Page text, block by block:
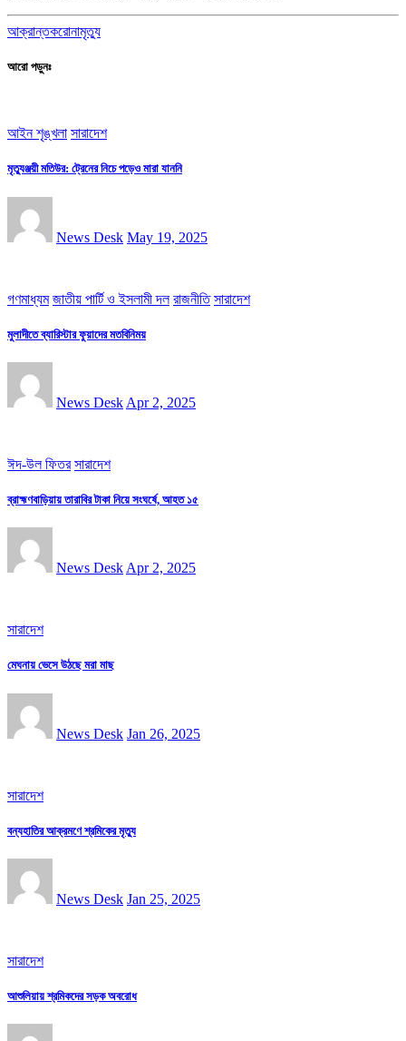
আক্রান্তকরোনামৃত্যু
আরো পড়ুনঃ
আইন শৃঙ্খলা সারাদেশ
মৃত্যুঞ্জয়ী মতিউর: ট্রেনের নিচে পড়েও মারা যাননি
News Desk May 19, 2025
গণমাধ্যম জাতীয় পার্টি ও ইসলামী দল রাজনীতি সারাদেশ
মুলাদীতে ব্যারিস্টার ফুয়াদের মতবিনিময়
News Desk Apr 2, 2025
ঈদ-উল ফিতর সারাদেশ
ব্রাহ্মণবাড়িয়ায় তারাবির টাকা নিয়ে সংঘর্ষে, আহত ১৫
News Desk Apr 2, 2025
সারাদেশ
মেঘনায় ভেসে উঠছে মরা মাছ
News Desk Jan 26, 2025
সারাদেশ
বন্যহাতির আক্রমণে শ্রমিকের মৃত্যু
News Desk Jan 25, 2025
সারাদেশ
আশুলিয়ায় শ্রমিকদের সড়ক অবরোধ